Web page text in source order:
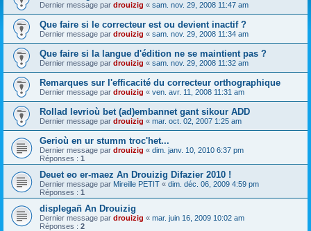
Dernier message par drouizig « sam. nov. 29, 2008 11:47 am
Que faire si le correcteur est ou devient inactif ?
Dernier message par drouizig « sam. nov. 29, 2008 11:34 am
Que faire si la langue d'édition ne se maintient pas ?
Dernier message par drouizig « sam. nov. 29, 2008 11:32 am
Remarques sur l'efficacité du correcteur orthographique
Dernier message par drouizig « ven. avr. 11, 2008 11:31 am
Rollad levrioù bet (ad)embannet gant sikour ADD
Dernier message par drouizig « mar. oct. 02, 2007 1:25 am
Gerioù en ur stumm troc'het...
Dernier message par drouizig « dim. janv. 10, 2010 6:37 pm
Réponses : 1
Deuet eo er-maez An Drouizig Difazier 2010 !
Dernier message par Mireille PETIT « dim. déc. 06, 2009 4:59 pm
Réponses : 1
displegañ An Drouizig
Dernier message par drouizig « mar. juin 16, 2009 10:02 am
Réponses : 2